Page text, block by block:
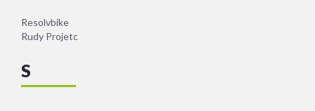
Resolvbike
Rudy Projetc
S